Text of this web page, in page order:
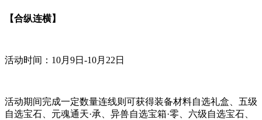
【合纵连横】
活动时间：10月9日-10月22日
活动期间完成一定数量连线则可获得装备材料自选礼盒、五级
自选宝石、元魂通天·承、异兽自选宝箱·零、六级自选宝石、